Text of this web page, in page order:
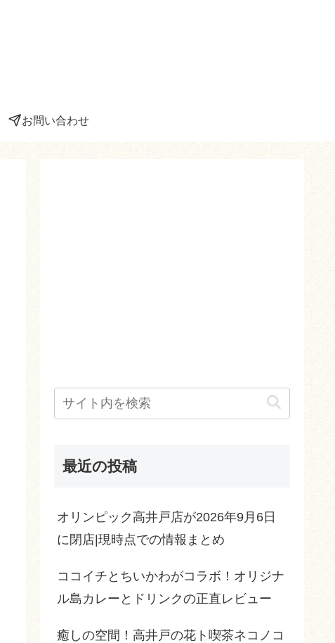
お問い合わせ
最近の投稿
オリンピック高井戸店が2026年9月6日
に閉店|現時点での情報まとめ
ココイチとちいかわがコラボ！オリジナ
ル島カレーとドリンクの正直レビュー
癒しの空間！高井戸の花ト喫茶ネコノコ